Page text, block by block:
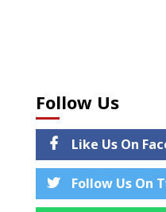
Follow Us
Like Us On
Follow Us On